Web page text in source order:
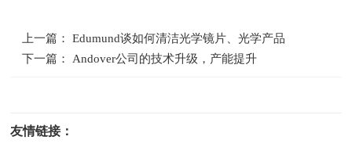
上一篇： Edumund谈如何清洁光学镜片、光学产品
下一篇： Andover公司的技术升级，产能提升
友情链接：